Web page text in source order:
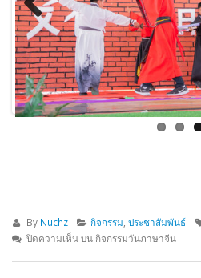
Previous
By Nuchz กิจกรรม ,ประชาสัมพันธ์
ปิดความเห็นบน กิจกรรมวันภาษาจีน